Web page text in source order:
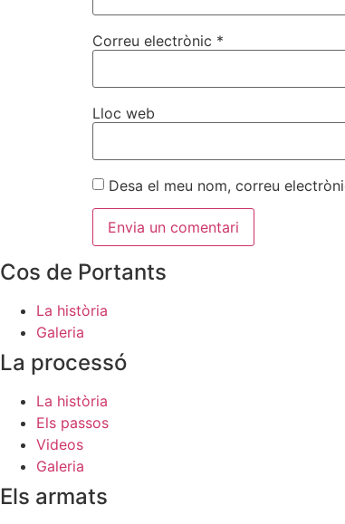
Correu electrònic *
Lloc web
Desa el meu nom, correu
Cos de Portants
La història
Galeria
La processó
La història
Els passos
Videos
Galeria
Els armats